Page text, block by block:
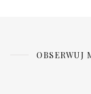
OBSERWUJ